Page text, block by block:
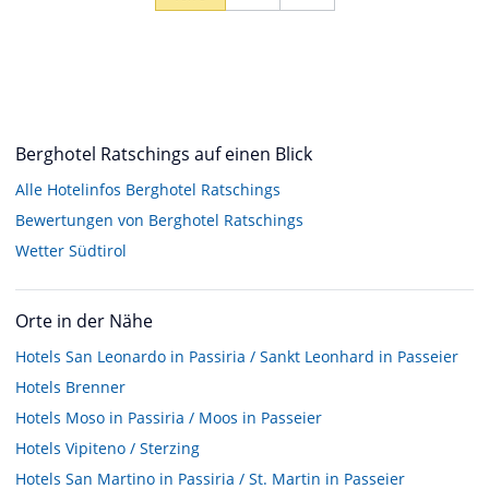
Berghotel Ratschings auf einen Blick
Alle Hotelinfos Berghotel Ratschings
Bewertungen von Berghotel Ratschings
Wetter Südtirol
Orte in der Nähe
Hotels San Leonardo in Passiria / Sankt Leonhard in Passeier
Hotels Brenner
Hotels Moso in Passiria / Moos in Passeier
Hotels Vipiteno / Sterzing
Hotels San Martino in Passiria / St. Martin in Passeier